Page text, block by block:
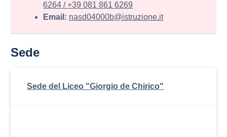
6264 / +39 081 861 6269
Email: nasd04000b@istruzione.it
Sede
Sede del Liceo "Giorgio de Chirico"